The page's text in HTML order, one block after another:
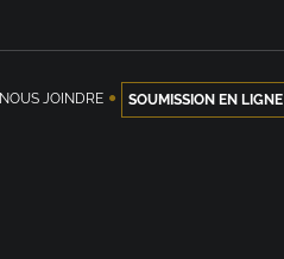
NOUS JOINDRE SOUMISSION EN LIGNE